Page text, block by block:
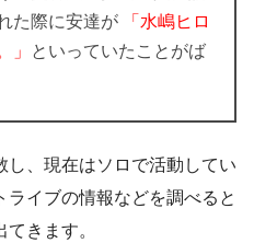
た際に安達が
「水嶋ヒロ
」
といっていたことがば
し、現在はソロで活動してい
イブの情報などを調べると
きます。